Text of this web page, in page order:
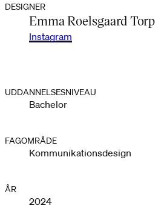
DESIGNER
Emma Roelsgaard Torp
Instagram
UDDANNELSESNIVEAU
Bachelor
FAGOMRÅDE
Kommunikationsdesign
ÅR
2024